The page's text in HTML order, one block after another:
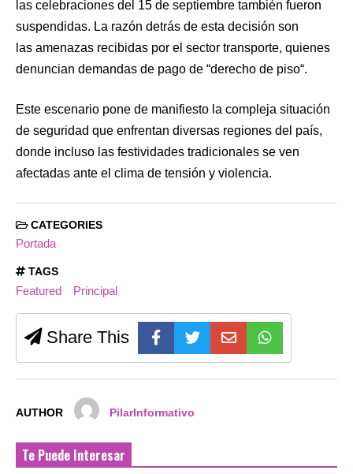
las celebraciones del 15 de septiembre también fueron
suspendidas. La razón detrás de esta decisión son
las amenazas recibidas por el sector transporte, quienes
denuncian demandas de pago de “derecho de piso“.
Este escenario pone de manifiesto la compleja situación
de seguridad que enfrentan diversas regiones del país,
donde incluso las festividades tradicionales se ven
afectadas ante el clima de tensión y violencia.
CATEGORIES
Portada
TAGS
Featured Principal
Share This
AUTHOR PilarInformativo
Te Puede Interesar